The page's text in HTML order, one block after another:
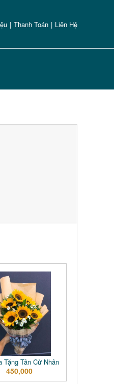
| Thanh Toán | Liên Hệ
Tặng Tân Cử Nhân
450,000